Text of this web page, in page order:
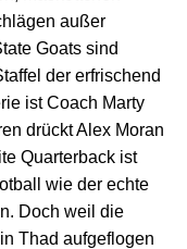
außer
Goats sind
der erfrischend
ist Coach Marty
drückt Alex Moran
Quarterback ist
wie der echte
Doch weil die
Thad aufgeflogen